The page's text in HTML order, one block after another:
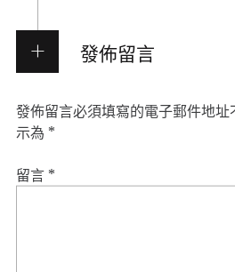
發佈留言
發佈留言必須填寫的電子郵件地址
示為 *
留言 *